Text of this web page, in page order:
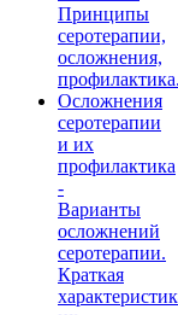
Принципы
серотерапии,
осложнения,
профилактика.
Осложнения
серотерапии
и их
профилактика
-
Варианты
осложнений
серотерапии.
Краткая